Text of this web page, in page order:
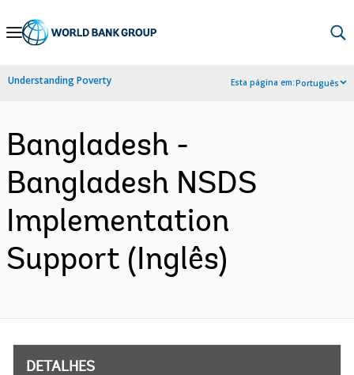
Skip
Navigation
Understanding Poverty Esta página em:Português
Bangladesh -
Bangladesh NSDS
Implementation
Support (Inglês)
DETALHES